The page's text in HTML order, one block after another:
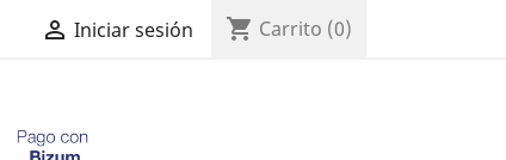
 Iniciar sesión shopping_cart Carrito (0)